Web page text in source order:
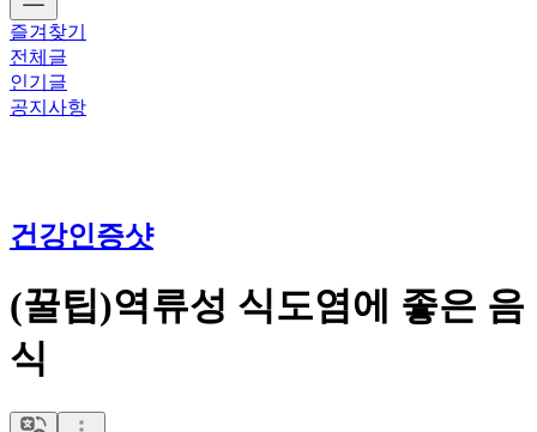
즐겨찾기
전체글
인기글
공지사항
건강인증샷
(꿀팁)역류성 식도염에 좋은 음
식